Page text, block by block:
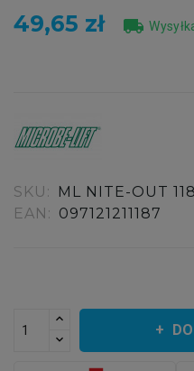
49,65 zł local_shipping
SKU:
ML NITE-OUT
EAN: 097121211187